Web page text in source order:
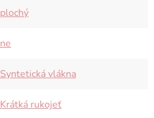
plochý
ne
Syntetická vlákna
Krátká rukojeť